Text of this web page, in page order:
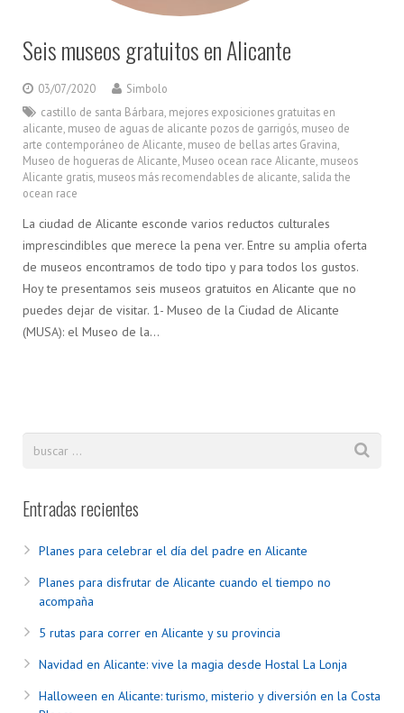
Seis museos gratuitos en Alicante
03/07/2020
Simbolo
castillo de santa Bárbara mejores exposiciones gratuitas en
alicante museo de aguas de alicante pozos de garrigós museo de
arte contemporáneo de Alicante museo de bellas artes Gravina
Museo de hogueras de Alicante Museo ocean race Alicante museos
Alicante gratis museos más recomendables de alicante salida the
ocean race
La ciudad de Alicante esconde varios reductos culturales
imprescindibles que merece la pena ver. Entre su amplia oferta
de museos encontramos de todo tipo y para todos los gustos.
Hoy te presentamos seis museos gratuitos en Alicante que no
puedes dejar de visitar. 1- Museo de la Ciudad de Alicante
(MUSA): el Museo de la…
Entradas recientes
Planes para celebrar el día del padre en Alicante
Planes para disfrutar de Alicante cuando el tiempo no
acompaña
5 rutas para correr en Alicante y su provincia
Navidad en Alicante: vive la magia desde Hostal La Lonja
Halloween en Alicante: turismo, misterio y diversión en la Costa